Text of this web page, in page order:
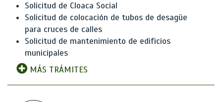
Solicitud de Cloaca Social
Solicitud de colocación de tubos de desagüe
para cruces de calles
Solicitud de mantenimiento de edificios
municipales
MÁS TRÁMITES